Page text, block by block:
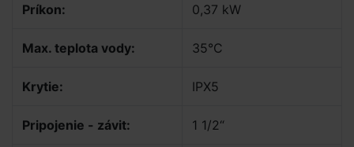
Príkon: 0,37 kW
Max. teplota vody: 35°C
Krytie: IPX5
Pripojenie - závit: 1 1/2“